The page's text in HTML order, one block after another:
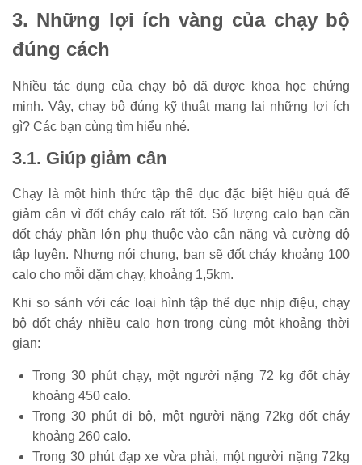
3. Những lợi ích vàng của chạy bộ
đúng cách
Nhiều tác dụng của chạy bộ đã được khoa học chứng
minh. Vậy, chạy bộ đúng kỹ thuật mang lại những lợi ích
gì? Các bạn cùng tìm hiểu nhé.
3.1. Giúp giảm cân
Chạy là một hình thức tập thể dục đặc biệt hiệu quả để
giảm cân vì đốt cháy calo rất tốt. Số lượng calo bạn cần
đốt cháy phần lớn phụ thuộc vào cân nặng và cường độ
tập luyện. Nhưng nói chung, bạn sẽ đốt cháy khoảng 100
calo cho mỗi dặm chạy, khoảng 1,5km.
Khi so sánh với các loại hình tập thể dục nhịp điệu, chạy
bộ đốt cháy nhiều calo hơn trong cùng một khoảng thời
gian:
Trong 30 phút chạy, một người nặng 72 kg đốt cháy
khoảng 450 calo.
Trong 30 phút đi bộ, một người nặng 72kg đốt cháy
khoảng 260 calo.
Trong 30 phút đạp xe vừa phải, một người nặng 72kg